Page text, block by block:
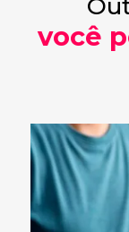
você